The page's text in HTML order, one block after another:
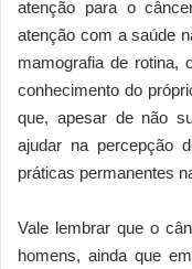
atenção para o
atenção com a saúde
mamografia de rotina,
conhecimento do
que, apesar de não
ajudar na percepção
práticas permanentes
Vale lembrar que o
homens, ainda que